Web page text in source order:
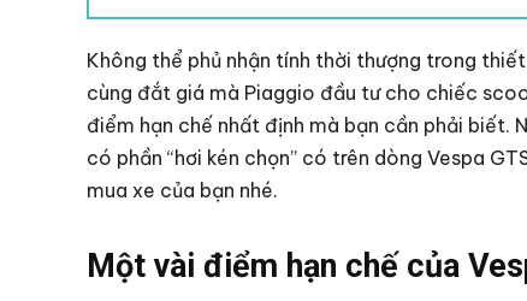
Không thể phủ nhận tính thời thượng trong
cùng đắt giá mà Piaggio đầu tư cho chiếc
điểm hạn chế nhất định mà bạn cần phải biết.
có phần “hơi kén chọn” có trên dòng Vespa
mua xe của bạn nhé.
Một vài điểm hạn chế của